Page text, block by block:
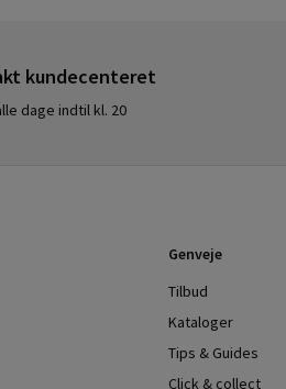
kundecenteret
dage indtil kl. 20
Genveje
Tilbud
Kataloger
Tips & Guides
Click & collect